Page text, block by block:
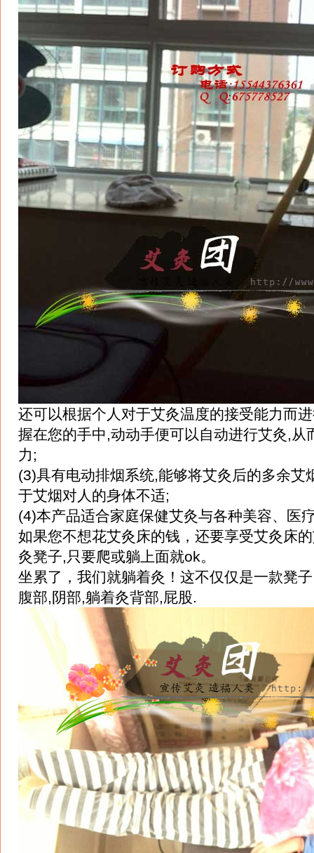
还可以根据个人对于艾灸温度的接受能力而
握在您的手中,动动手便可以自动进行艾灸,从
力;
(3)具有电动排烟系统,能够将艾灸后的多余艾
于艾烟对人的身体不适;
(4)本产品适合家庭保健艾灸与各种美容、医
如果您不想花艾灸床的钱，还要享受艾灸床
灸凳子,只要爬或躺上面就ok。
坐累了，我们就躺着灸！这不仅仅是一款凳
腹部,阴部,躺着灸背部,屁股.